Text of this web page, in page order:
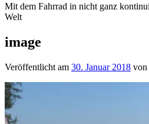
Mit dem Fahrrad in nicht ganz
Welt
image
Veröffentlicht am 30. Januar 2018 von